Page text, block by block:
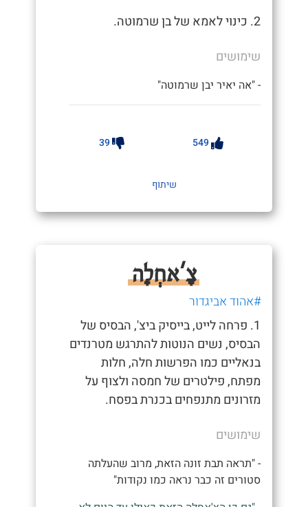
2. כינוי לאמא של בן שרמוטה.
שימושים
- "אה יאיר יבן שרמוטה"
549
39
שיתוף
צָ'אחְלָה
#אהוד אביגדור
1. פרחה לייט, בייסיק ביצ', הבסיס של
הבסיס, נשים הנוטות להתרגש מטרנדים
בנאליים כמו הפרשות חלה, חלות
מפתח, פילטרים של חמסה ולצוף על
מזרונים מתנפחים בכנרת בפסח.
שימושים
- "תראה תבת זונה הזאת, מרוב שהעלתה
סטורים זה כבר נראה כמו נקודות"